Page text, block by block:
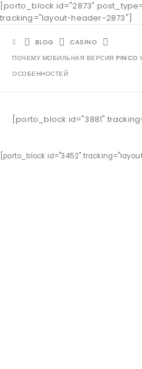
[porto_block id="2873"
tracking="layout-header-2873"]
BLOG
CASINO
ПОЧЕМУ МОБИЛЬНАЯ ВЕРСИЯ
ОСОБЕННОСТЕЙ
[porto_block id="3881"
[porto_block id="3452"